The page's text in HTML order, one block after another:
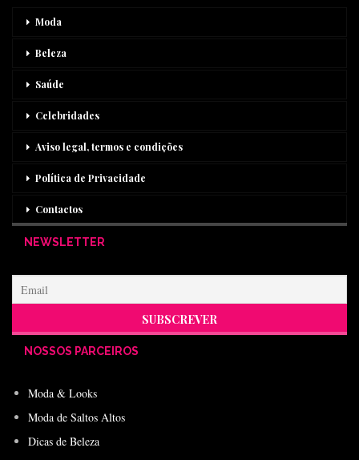
Moda
Beleza
Saúde
Celebridades
Aviso legal, termos e condições
Política de Privacidade
Contactos
NEWSLETTER
NOSSOS PARCEIROS
Moda & Looks
Moda de Saltos Altos
Dicas de Beleza